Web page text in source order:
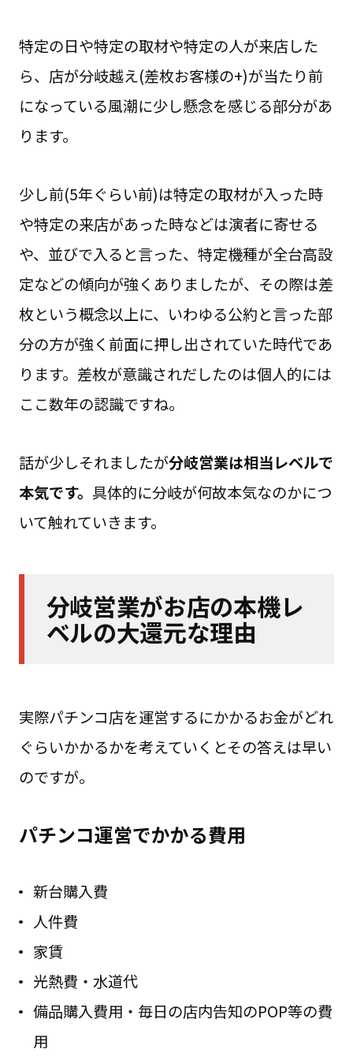
特定の日や特定の取材や特定の人が来店した
ら、店が分岐越え(差枚お客様の+)が当たり前
になっている風潮に少し懸念を感じる部分があ
ります。
少し前(5年ぐらい前)は特定の取材が入った時
や特定の来店があった時などは演者に寄せる
や、並びで入ると言った、特定機種が全台高設
定などの傾向が強くありましたが、その際は差
枚という概念以上に、いわゆる公約と言った部
分の方が強く前面に押し出されていた時代であ
ります。差枚が意識されだしたのは個人的には
ここ数年の認識ですね。
話が少しそれましたが分岐営業は相当レベルで
本気です。 具体的に分岐が何故本気なのかにつ
いて触れていきます。
分岐営業がお店の本機レ
ベルの大還元な理由
実際パチンコ店を運営するにかかるお金がどれ
ぐらいかかるかを考えていくとその答えは早い
のですが。
パチンコ運営でかかる費用
新台購入費
人件費
家賃
光熱費・水道代
備品購入費用・毎日の店内告知のPOP等の費
用